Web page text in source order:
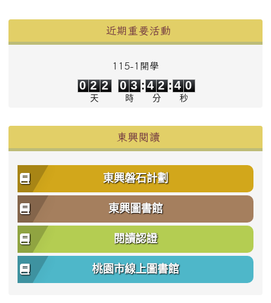
近期重要活動
115-1開學
0 2 2
天
0
0
3
3
時
:
4
4
2
2
分
: 4 0
秒
東興閱讀
東興磐石計劃
東興圖書館
閱讀認證
桃園市線上圖書館